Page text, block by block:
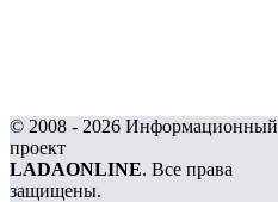
© 2008 - 2026 Информационный
проект
LADAONLINE. Все права
защищены.